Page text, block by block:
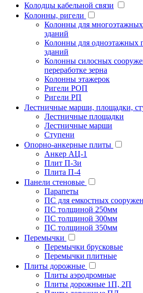
Колодцы кабельной связи
Колонны, ригели
Колонны для
зданий
Колонны для одноэтажных
зданий
Колонны силосных
переработке зерна
Колонны этажерок
Ригели РОП
Ригели РП
Лестничные марши, площадки,
Лестничные площадки
Лестничные марши
Ступени
Опорно-анкерные плиты
Анкер АЦ-1
Плит П-3и
Плита П-4
Панели стеновые
Парапеты
ПС для емкостных
ПС толщиной 250мм
ПС толщиной 300мм
ПС толщиной 350мм
Перемычки
Перемычки брусковые
Перемычки плитные
Плиты дорожные
Плиты аэродромные
Плиты дорожные 1П, 2П